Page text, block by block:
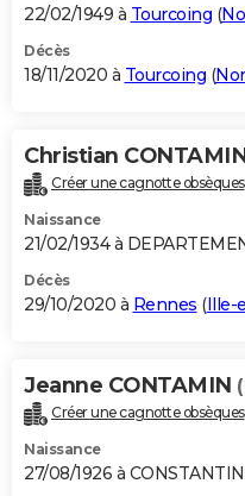
22/02/1949 à Tourcoing (
Décès
18/11/2020 à Tourcoing (
Christian
Créer une cagnotte obsèques
Naissance
21/02/1934 à
Décès
29/10/2020 à Rennes (Ille-
Jeanne CONTAMIN
Créer une cagnotte obsèques
Naissance
27/08/1926 à